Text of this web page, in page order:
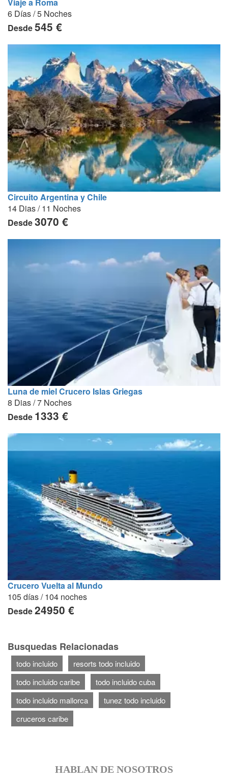
Viaje a Roma
6 Días / 5 Noches
Desde545 €
Circuito Argentina y Chile
14 Dias / 11 Noches
Desde3070 €
Luna de miel Crucero Islas Griegas
8 Dias / 7 Noches
Desde 1333 €
Crucero Vuelta al Mundo
105 días / 104 noches
Desde24950 €
Busquedas Relacionadas
todo incluido
resorts todo incluido
todo incluido caribe
todo incluido cuba
todo incluido mallorca
tunez todo incluido
cruceros caribe
HABLAN DE NOSOTROS